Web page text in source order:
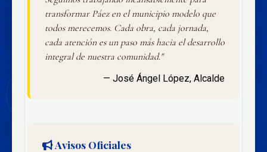
transformar Páez en el municipio modelo que
todos merecemos. Cada obra, cada jornada,
cada atención es un paso más hacia el desarrollo
integral de nuestra comunidad."
— José Ángel López, Alcalde
Avisos Oficiales